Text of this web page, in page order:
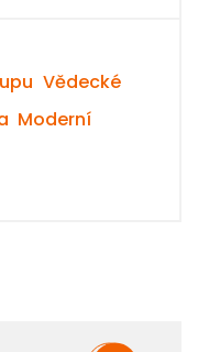
Vědecké
Moderní